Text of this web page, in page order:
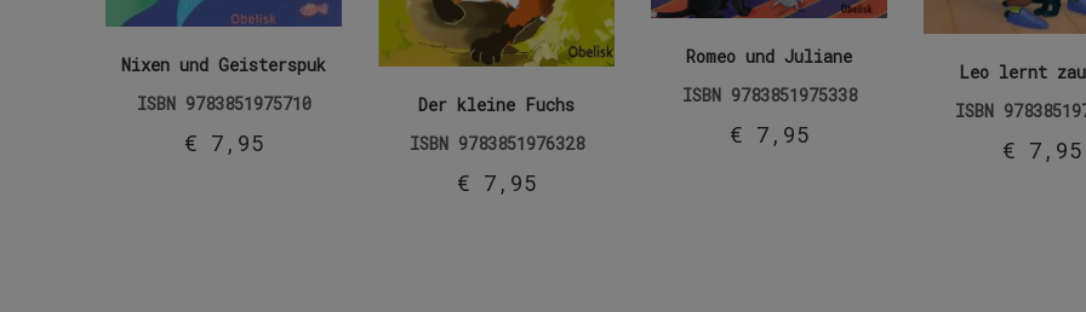
Nixen und Geisterspuk
ISBN 9783851975710
€ 7,95
Der kleine Fuchs
ISBN 9783851976328
€ 7,95
Romeo und Juliane
ISBN 9783851975338
€ 7,95
Leo lernt
ISBN
€ 7,95